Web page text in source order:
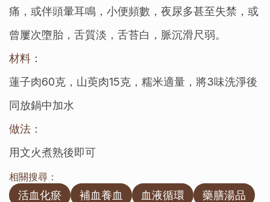
痛，或伴頭暈耳鳴，小便頻數，夜尿多甚至失禁，或
曾屢次墮胎，舌質淡，舌苔白，脈沉滑尺弱。
材料：
蓮子肉60克，山萸肉15克，糯米適量，將3味洗淨後
同放鍋中加水
做法：
用文火煮熟後即可
相關搜尋：
活血化瘀 補血養血 血液循環 藥膳湯品